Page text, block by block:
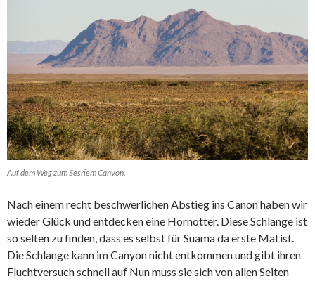
Auf dem Weg zum Sesriem Canyon.
Nach einem recht beschwerlichen Abstieg ins Canon haben wir
wieder Glück und entdecken eine Hornotter. Diese Schlange ist
so selten zu finden, dass es selbst für Suama da erste Mal ist.
Die Schlange kann im Canyon nicht entkommen und gibt ihren
Fluchtversuch schnell auf Nun muss sie sich von allen Seiten